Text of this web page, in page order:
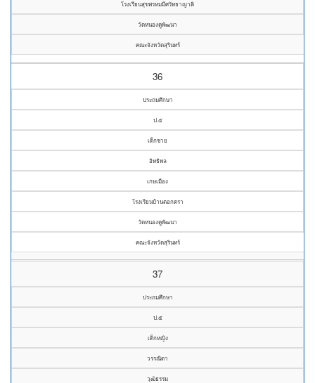
โรงเรียนสุขพรหมมีศรัทธาญาติ
วัดหนองคูพัฒนา
คณะจังหวัดสุรินทร์
36
ประถมศึกษา
ป.๕
เด็กชาย
อิทธิพล
เกษเมือง
โรงเรียนบ้านตอกตรา
วัดหนองคูพัฒนา
คณะจังหวัดสุรินทร์
37
ประถมศึกษา
ป.๕
เด็กหญิง
วรรณิดา
วุฒิธรรม